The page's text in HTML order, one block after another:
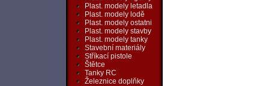
Plast. modely letadla
Plast. modely lodě
Plast. modely ostatni
Plast. modely stavby
Plast. modely tanky
Stavební materiály
Stříkací pistole
Štětce
Tanky RC
Železnice doplňky